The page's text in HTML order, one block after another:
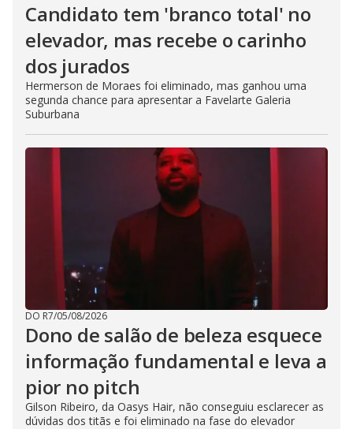
Candidato tem 'branco total' no
elevador, mas recebe o carinho
dos jurados
Hermerson de Moraes foi eliminado, mas ganhou uma
segunda chance para apresentar a Favelarte Galeria
Suburbana
DO R7/05/08/2026
Dono de salão de beleza esquece
informação fundamental e leva a
pior no pitch
Gilson Ribeiro, da Oasys Hair, não conseguiu esclarecer as
dúvidas dos titãs e foi eliminado na fase do elevador